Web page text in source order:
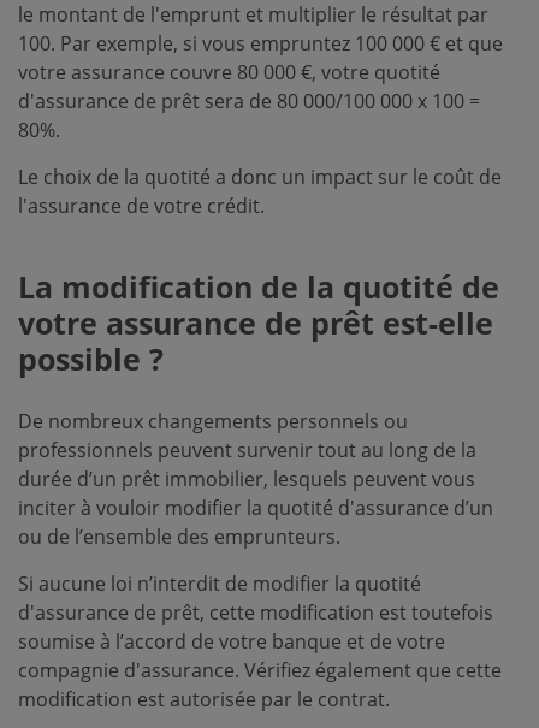
le montant de l'emprunt et multiplier le résultat par
100. Par exemple, si vous empruntez 100 000 € et que
votre assurance couvre 80 000 €, votre quotité
d'assurance de prêt sera de 80 000/100 000 x 100 =
80%.
Le choix de la quotité a donc un impact sur le coût de
l'assurance de votre crédit.
La modification de la quotité de
votre assurance de prêt est-elle
possible ?
De nombreux changements personnels ou
professionnels peuvent survenir tout au long de la
durée d’un prêt immobilier, lesquels peuvent vous
inciter à vouloir modifier la quotité d'assurance d’un
ou de l’ensemble des emprunteurs.
Si aucune loi n’interdit de modifier la quotité
d'assurance de prêt, cette modification est toutefois
soumise à l’accord de votre banque et de votre
compagnie d'assurance. Vérifiez également que cette
modification est autorisée par le contrat.